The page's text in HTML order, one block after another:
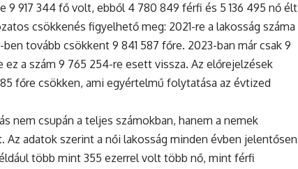
9 917 344 fő volt, ebből 4 780 849 férfi és 5 136 495 nő élt
csökkenés figyelhető meg: 2021-re a lakosság száma
tovább csökkent 9 841 587 főre. 2023-ban már csak 9
a szám 9 765 254-re esett vissza. Az előrejelzések
főre csökken, ami egyértelmű folytatása az évtized
nem csupán a teljes számokban, hanem a nemek
Az adatok szerint a női lakosság minden évben jelentősen
több mint 355 ezerrel volt több nő, mint férfi